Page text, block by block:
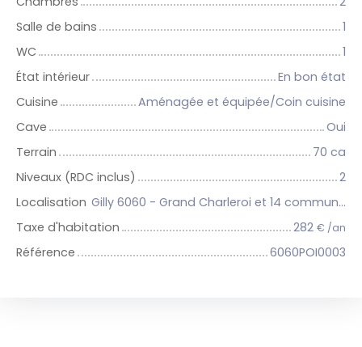
Salle de bains
1
WC
1
État intérieur
En bon état
Cuisine
Aménagée et équipée/Coin cuisine
Cave
Oui
Terrain
70 ca
Niveaux (RDC inclus)
2
Localisation
Gilly 6060 - Grand Charleroi et 14 communes
Taxe d'habitation
282 € /an
Référence 6060POI0003